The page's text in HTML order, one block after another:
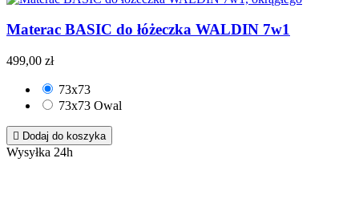
Materac BASIC do łóżeczka WALDIN 7w1
499,00 zł
73x73
73x73 Owal
 Dodaj do koszyka
Wysyłka 24h